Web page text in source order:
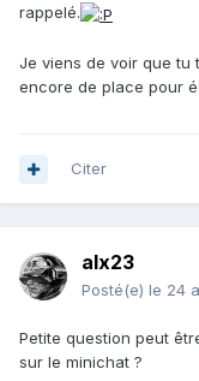
rappelé.
Je viens de voir que tu
encore de place pour
Citer
alx23
Posté(e) le 24
Petite question peut
sur le minichat ?